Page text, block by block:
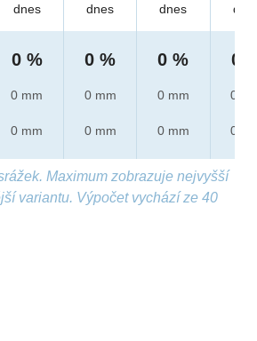
dnes
0 %
0 mm
0 mm
dnes
0 %
0 mm
0 mm
dnes
0 %
0 mm
0 mm
dnes
0 %
0 mm
0 mm
Maximum zobrazuje nejvyšší
variantu. Výpočet vychází ze 40